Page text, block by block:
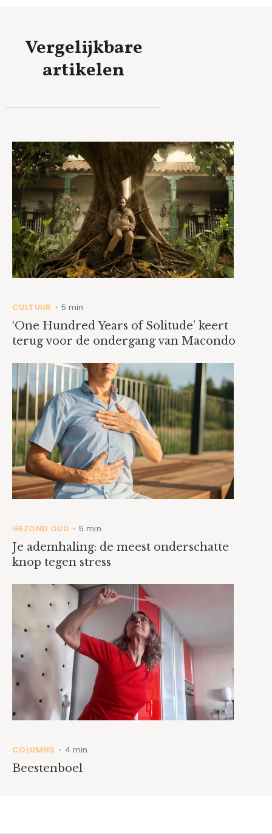
Vergelijkbare
artikelen
CULTUUR • 5 min
‘One Hundred Years of Solitude’ keert
terug voor de ondergang van Macondo
GEZOND OUD • 5 min
Je ademhaling: de meest onderschatte
knop tegen stress
COLUMNS • 4 min
Beestenboel